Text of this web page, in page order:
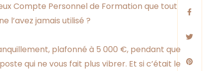
Compte Personnel de Formation que tout
l’avez jamais utilisé ?
plafonné à 5 000 €, pendant que
qui ne vous fait plus vibrer. Et si c’était le